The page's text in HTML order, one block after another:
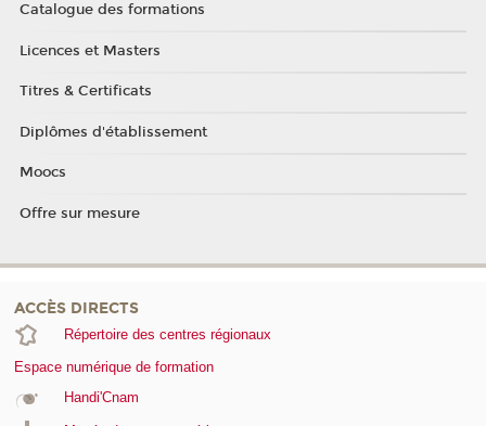
Catalogue des formations
Licences et Masters
Titres & Certificats
Diplômes d'établissement
Moocs
Offre sur mesure
ACCÈS DIRECTS
Répertoire des centres régionaux
Espace numérique de formation
Handi'Cnam